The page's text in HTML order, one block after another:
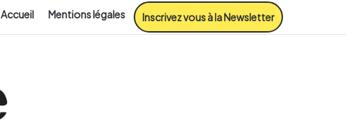
Accueil Mentions légales Inscrivez vous à la Newsletter